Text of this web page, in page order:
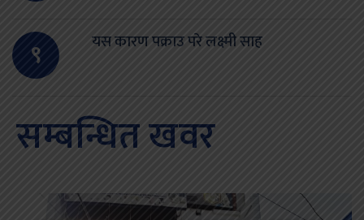
९ यस कारण पक्राउ परे लक्ष्मी साह
सम्बन्धित खवर